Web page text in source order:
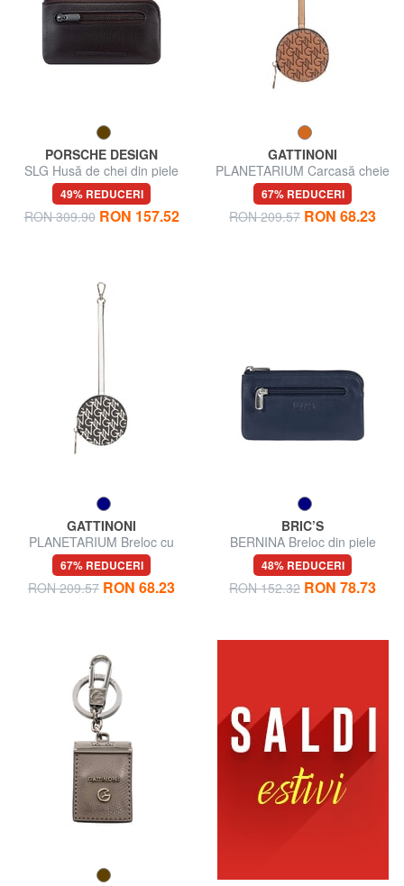
PORSCHE DESIGN
SLG Husă de chei din piele
49% REDUCERI
RON 309.90 RON 157.52
GATTINONI
PLANETARIUM Carcasă cheie
67% REDUCERI
RON 209.57 RON 68.23
GATTINONI
PLANETARIUM Breloc cu
carcasă pentru monede
67% REDUCERI
RON 209.57 RON 68.23
BRIC’S
BERNINA Breloc din piele
48% REDUCERI
RON 152.32 RON 78.73